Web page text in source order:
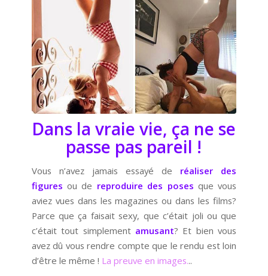
Dans la vraie vie, ça ne se
passe pas pareil !
Vous n’avez jamais essayé de réaliser des
figures ou de reproduire des poses que vous
aviez vues dans les magazines ou dans les films?
Parce que ça faisait sexy, que c’était joli ou que
c’était tout simplement amusant? Et bien vous
avez dû vous rendre compte que le rendu est loin
d’être le même ! La preuve en images...